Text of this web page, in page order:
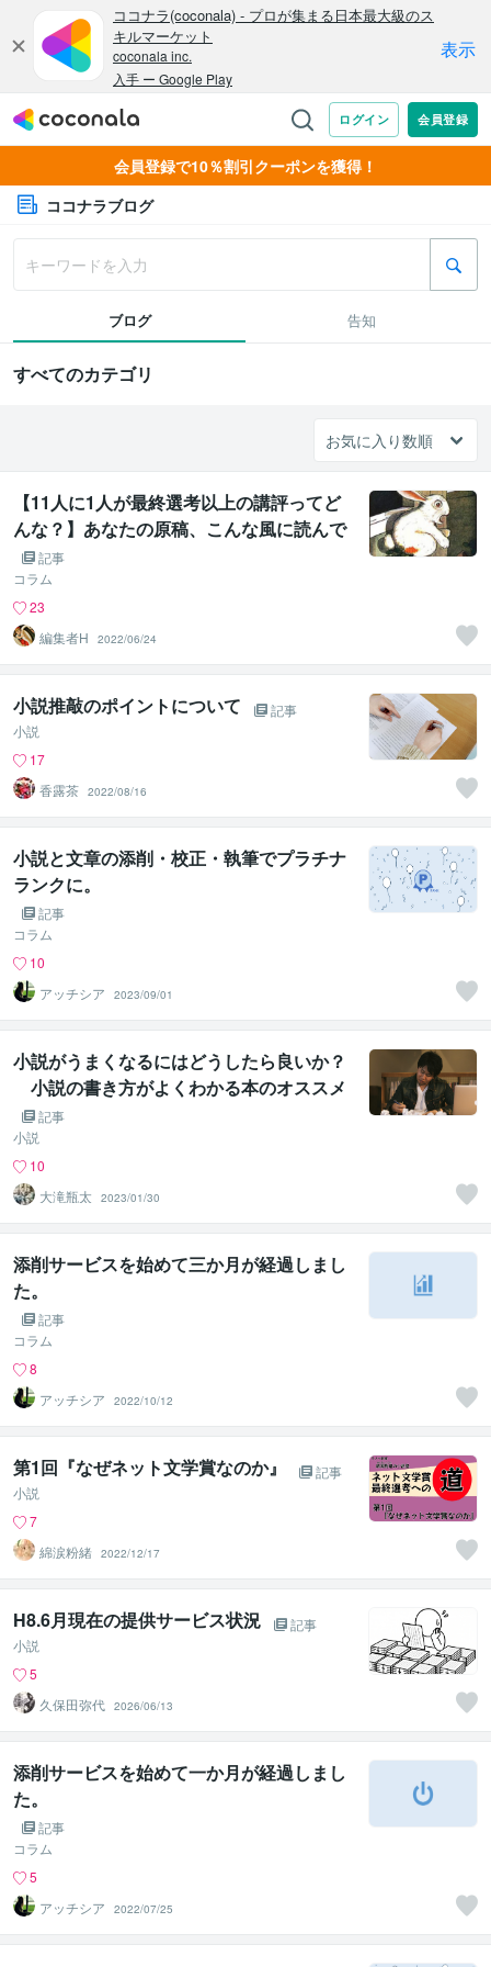
会員登録で10％割引クーポンを獲得！
ココナラブログ
ブログ 告知
すべてのカテゴリ
【11人に1人が最終選考以上の講評ってど
んな？】あなたの原稿、こんな風に読んで
います
記事
コラム
23
編集者H
2022/06/24
小説推敲のポイントについて
記事
小説
17
香露茶 2022/08/16
小説と文章の添削・校正・執筆でプラチナ
ランクに。
記事
コラム
10
アッチシア
2023/09/01
小説がうまくなるにはどうしたら良いか？
小説の書き方がよくわかる本のオススメ
５選記事
小説
10
大滝瓶太
2023/01/30
添削サービスを始めて三か月が経過しまし
た。
記事
コラム
8
アッチシア
2022/10/12
第1回『なぜネット文学賞なのか』
記事
小説
7
綿涙粉緒 2022/12/17
H8.6月現在の提供サービス状況
記事
小説
5
久保田弥代 2026/06/13
添削サービスを始めて一か月が経過しまし
た。
記事
コラム
5
アッチシア
2022/07/25